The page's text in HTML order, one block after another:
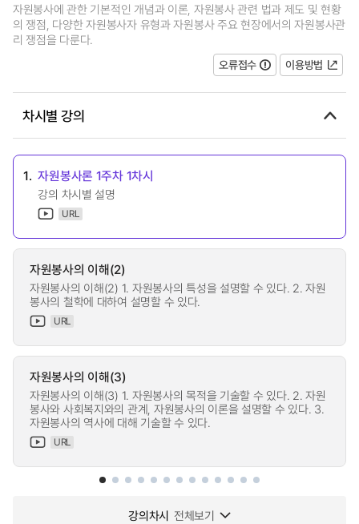
자원봉사에 관한 기본적인 개념과 이론, 자원봉사 관련 법과 제도 및 현황
의 쟁점, 다양한 자원봉사자 유형과 자원봉사 주요 현장에서의 자원봉사관
리 쟁점을 다룬다.
오류접수
이용방법
차시별 강의
1. 자원봉사론 1주차 1차시
강의 차시별 설명
URL
자원봉사의 이해(2)
자원봉사의 이해(2) 1. 자원봉사의 특성을 설명할 수 있다. 2. 자원
봉사의 철학에 대하여 설명할 수 있다.
URL
자원봉사의 이해(3)
자원봉사의 이해(3) 1. 자원봉사의 목적을 기술할 수 있다. 2. 자원
봉사와 사회복지와의 관계, 자원봉사의 이론을 설명할 수 있다. 3.
자원봉사의 역사에 대해 기술할 수 있다.
URL
강의차시 전체보기